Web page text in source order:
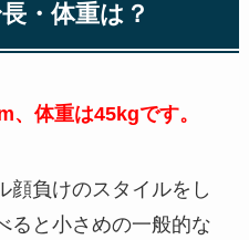
・体重は？
、体重は45kgです。
顔負けのスタイルをし
ると小さめの一般的な